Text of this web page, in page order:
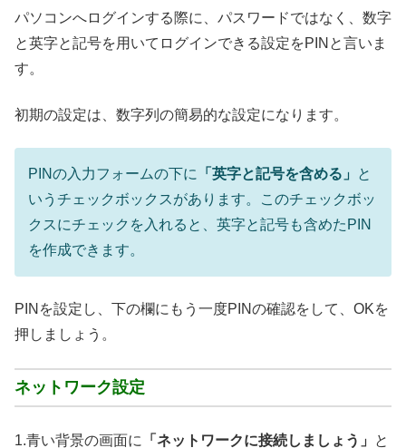
パソコンへログインする際に、パスワードではなく、数字
と英字と記号を用いてログインできる設定をPINと言いま
す。
初期の設定は、数字列の簡易的な設定になります。
PINの入力フォームの下に 「英字と記号を含める」
と
いうチェックボックスがあります。このチェックボッ
クスにチェックを入れると、英字と記号も含めたPIN
を作成できます。
PINを設定し、下の欄にもう一度PINの確認をして、OKを
押しましょう。
ネットワーク設定
1.青い背景の画面に 「ネットワークに接続しましょう」 と